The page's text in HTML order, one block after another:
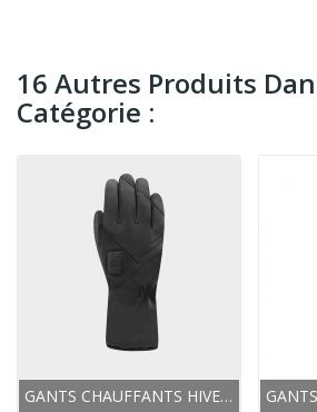
16 Autres Produits
Catégorie :
GANTS CHAUFFANTS HIVER - RACER E-GLOVE 4 - NOIR